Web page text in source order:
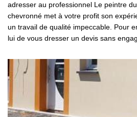
adresser au professionnel Le peintre
chevronné met à votre profit son
un travail de qualité impeccable. Pour
lui de vous dresser un devis sans